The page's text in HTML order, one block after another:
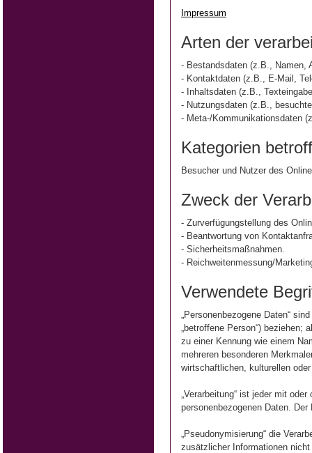
Impressum
Arten der
- Bestandsdaten (z.B., Namen,
- Kontaktdaten (z.B., E-Mail,
- Inhaltsdaten (z.B.,
- Nutzungsdaten (z.B.,
- Meta-/Kommunikationsdaten
Kategorien
Besucher und Nutzer des
Zweck der
- Zurverfügungstellung des
- Beantwortung von
- Sicherheitsmaßnahmen.
- Reichweitenmessung/
Verwendete
„Personenbezogene Daten“
„betroffene Person“) beziehen;
zu einer Kennung wie einem
mehreren besonderen
wirtschaftlichen, kulturellen
„Verarbeitung“ ist jeder mit
personenbezogenen Daten.
„Pseudonymisierung“ die
zusätzlicher Informationen